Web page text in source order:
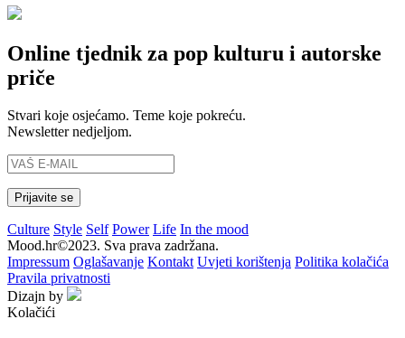
Online tjednik za pop kulturu i autorske
priče
Stvari koje osjećamo. Teme koje pokreću.
Newsletter nedjeljom.
Culture Style Self Power Life In the mood
Mood.hr©2023. Sva prava zadržana.
Impressum Oglašavanje Kontakt Uvjeti korištenja Politika kolačića
Pravila privatnosti
Dizajn by
Kolačići